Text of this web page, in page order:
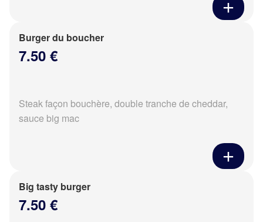
Burger du boucher
7.50 €
Steak façon bouchère, double tranche de cheddar,
sauce big mac
Big tasty burger
7.50 €